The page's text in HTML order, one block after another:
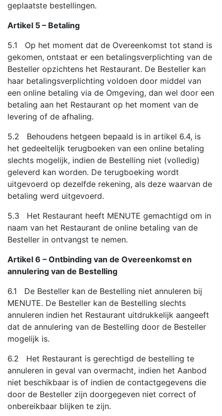
geplaatste bestellingen.
Artikel 5 – Betaling
5.1 Op het moment dat de Overeenkomst tot stand is
gekomen, ontstaat er een betalingsverplichting van de
Besteller opzichtens het Restaurant. De Besteller kan
haar betalingsverplichting voldoen door middel van
een online betaling via de Omgeving, dan wel door een
betaling aan het Restaurant op het moment van de
levering of de afhaling.
5.2 Behoudens hetgeen bepaald is in artikel 6.4, is
het gedeeltelijk terugboeken van een online betaling
slechts mogelijk, indien de Bestelling niet (volledig)
geleverd kan worden. De terugboeking wordt
uitgevoerd op dezelfde rekening, als deze waarvan de
betaling werd uitgevoerd.
5.3 Het Restaurant heeft MENUTE gemachtigd om in
naam van het Restaurant de online betaling van de
Besteller in ontvangst te nemen.
Artikel 6 – Ontbinding van de Overeenkomst en
annulering van de Bestelling
6.1 De Besteller kan de Bestelling niet annuleren bij
MENUTE. De Besteller kan de Bestelling slechts
annuleren indien het Restaurant uitdrukkelijk aangeeft
dat de annulering van de Bestelling door de Besteller
mogelijk is.
6.2 Het Restaurant is gerechtigd de bestelling te
annuleren in geval van overmacht, indien het Aanbod
niet beschikbaar is of indien de contactgegevens die
door de Besteller zijn doorgegeven niet correct of
onbereikbaar blijken te zijn.